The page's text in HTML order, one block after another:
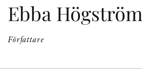
Ebba Högström
Författare